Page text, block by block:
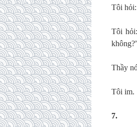
Tôi hỏi:
Tôi
Thầy
Tôi im.
7.